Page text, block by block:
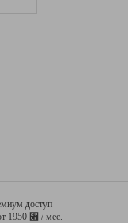
доступ
1950 ⃏ / мес.